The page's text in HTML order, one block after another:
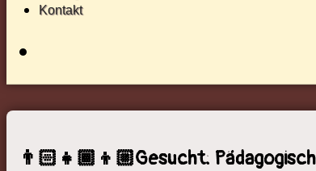
Kontakt
👨🏻‍👧🏾‍👦🏼Gesucht: